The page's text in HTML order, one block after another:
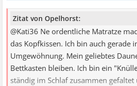
Zitat von Opelhorst:
@Kati36 Ne ordentliche Matratze
das Kopfkissen. Ich bin auch gerade
Umgewöhnung. Mein geliebtes
Bettkasten bleiben. Ich bin ein
ständig im Schlaf zusammen